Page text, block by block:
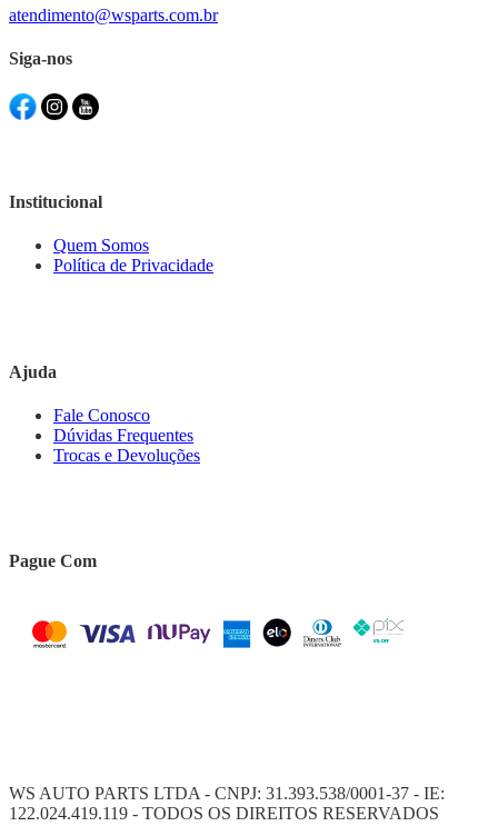
atendimento@wsparts.com.br
Siga-nos
Institucional
Quem Somos
Política de Privacidade
Ajuda
Fale Conosco
Dúvidas Frequentes
Trocas e Devoluções
Pague Com
WS AUTO PARTS LTDA - CNPJ: 31.393.538/0001-37 - IE:
122.024.419.119 - TODOS OS DIREITOS RESERVADOS